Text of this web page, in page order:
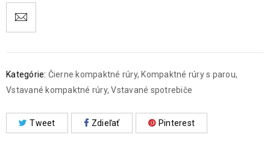
Kategórie: Čierne kompaktné rúry, Kompaktné rúry s parou,
Vstavané kompaktné rúry,Vstavané spotrebiče
Tweet Zdieľať Pinterest